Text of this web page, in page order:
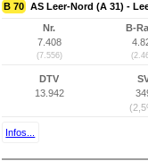
B 70 AS Leer-Nord (A 31) -
Nr.
7.408
(7.556)
B-
DTV
13.942
Infos...